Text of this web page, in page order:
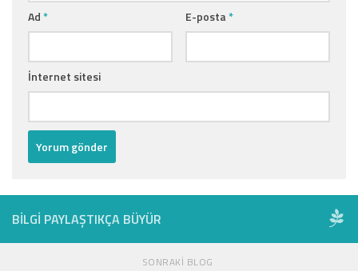
Ad* E-posta*
İnternet sitesi
BILGI PAYLAŞTIKÇA BÜYÜR
SONRAKI BLOG